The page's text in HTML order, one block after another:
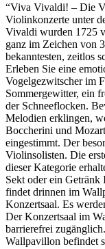
“Viva Vivaldi! – Die
Violinkonzerte unter
Vivaldi wurden 1725
ganz im Zeichen von
bekanntesten, zeitlos
Erleben Sie eine
Vogelgezwitscher im
Sommergewitter, ein
der Schneeflocken.
Melodien erklingen,
Boccherini und
eingestimmt. Der
Violinsolisten. Die
dieser Kategorie
Sekt oder ein
findet drinnen im
Konzertsaal. Es
Der Konzertsaal im
barrierefrei
Wallpavillon befindet